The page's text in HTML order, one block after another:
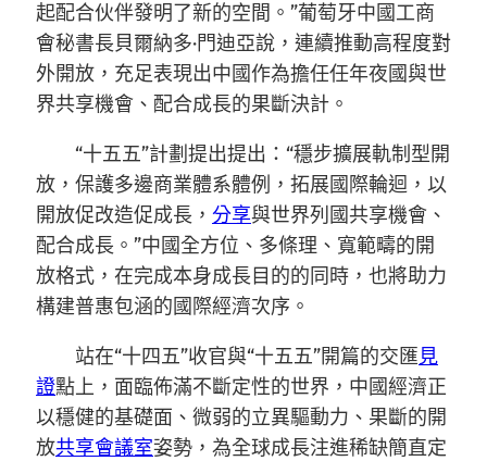
起配合伙伴發明了新的空間。”葡萄牙中國工商
會秘書長貝爾納多·門迪亞說，連續推動高程度對
外開放，充足表現出中國作為擔任任年夜國與世
界共享機會、配合成長的果斷決計。
“十五五”計劃提出提出：“穩步擴展軌制型開
放，保護多邊商業體系體例，拓展國際輪迴，以
開放促改造促成長， 分享與世界列國共享機會、
配合成長。”中國全方位、多條理、寬範疇的開
放格式，在完成本身成長目的的同時，也將助力
構建普惠包涵的國際經濟次序。
站在“十四五”收官與“十五五”開篇的交匯見
證點上，面臨佈滿不斷定性的世界，中國經濟正
以穩健的基礎面、微弱的立異驅動力、果斷的開
放共享會議室姿勢，為全球成長注進稀缺簡直定